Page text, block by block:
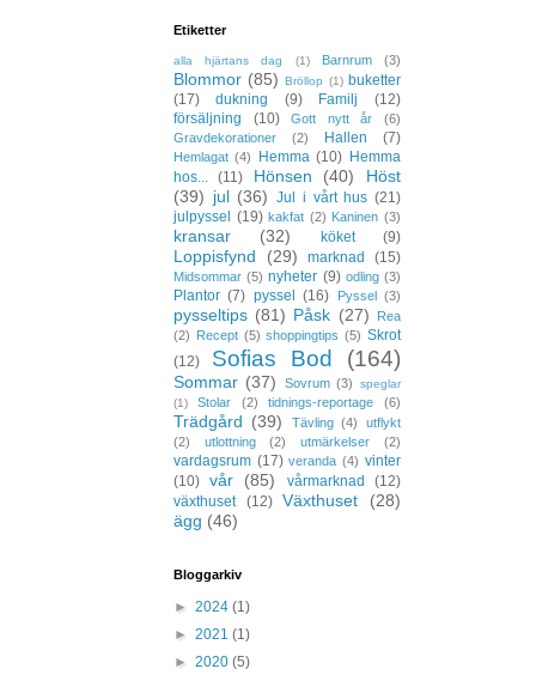
Etiketter
alla hjärtans dag (1) Barnrum (3)
Blommor (85) Bröllop (1) buketter
(17)
dukning (9) Familj
(12)
försäljning
(10) Gott nytt år
(6)
Gravdekorationer
(2) Hallen (7)
Hemlagat (4) Hemma (10) Hemma
hos...
(11) Hönsen (40)
Höst
(39) jul (36) Jul i vårt hus (21)
julpyssel
(19) kakfat (2) Kaninen (3)
kransar (32) köket (9)
Loppisfynd (29) marknad (15)
Midsommar (5) nyheter (9) odling (3)
Plantor (7) pyssel (16) Pyssel (3)
pysseltips (81) Påsk (27)
Rea
(2) Recept (5) shoppingtips (5) Skrot
(12)
Sofias Bod (164)
Sommar (37) Sovrum (3)
speglar
(1)
Stolar (2) tidnings-reportage (6)
Trädgård (39) Tävling (4)
utflykt
(2)
utlottning (2) utmärkelser (2)
vardagsrum (17) veranda (4) vinter
(10) vår (85) vårmarknad
(12)
växthuset
(12) Växthuset
(28)
ägg (46)
Bloggarkiv
► 2024 (1)
► 2021 (1)
► 2020 (5)